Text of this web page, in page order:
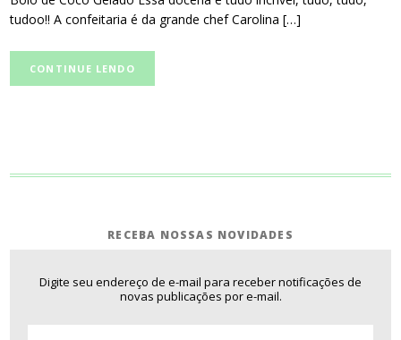
tudoo!! A confeitaria é da grande chef Carolina […]
CONTINUE LENDO
RECEBA NOSSAS NOVIDADES
Digite seu endereço de e-mail para receber notificações de
novas publicações por e-mail.